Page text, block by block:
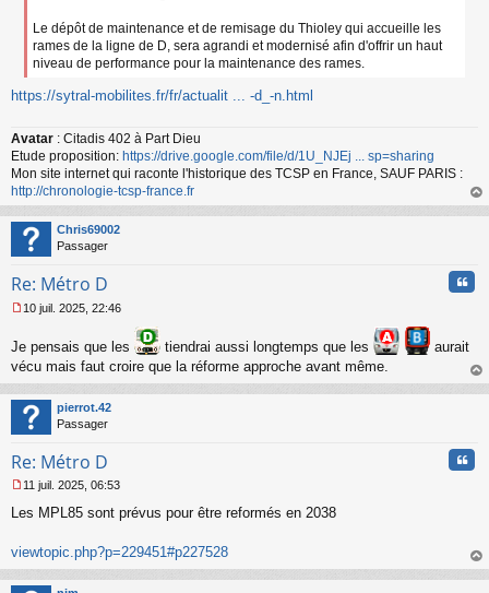
Le dépôt de maintenance et de remisage du Thioley qui accueille les
rames de la ligne de D, sera agrandi et modernisé afin d'offrir un haut
niveau de performance pour la maintenance des rames.
https://sytral-mobilites.fr/fr/actualit ... -d_-n.html
Avatar : Citadis 402 à Part Dieu
Etude proposition: https://drive.google.com/file/d/1U_NJEj ... sp=sharing
Mon site internet qui raconte l'historique des TCSP en France, SAUF PARIS :
http://chronologie-tcsp-france.fr
au
Chris69002
Passager
Re: Métro D
s
s
a
g
e
n
n
l
10 juil. 2025, 22:46
Je pensais que les tiendrai aussi longtemps que les
aurait
vécu mais faut croire que la réforme approche avant même.
au
pierrot.42
Passager
Re: Métro D
e
g
11 juil. 2025, 06:53
Les MPL85 sont prévus pour être reformés en 2038
viewtopic.php?p=229451#p227528
au